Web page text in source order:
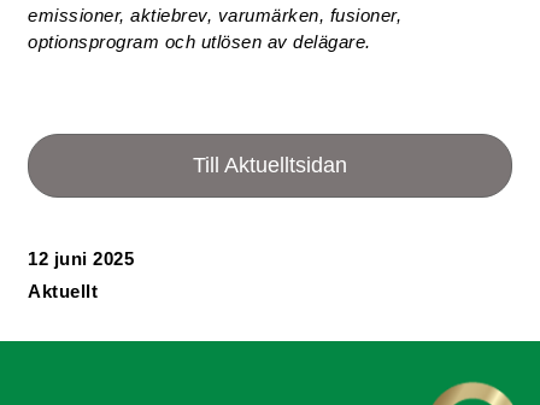
emissioner, aktiebrev, varumärken, fusioner,
optionsprogram och utlösen av delägare.
Till Aktuelltsidan
12 juni 2025
Aktuellt